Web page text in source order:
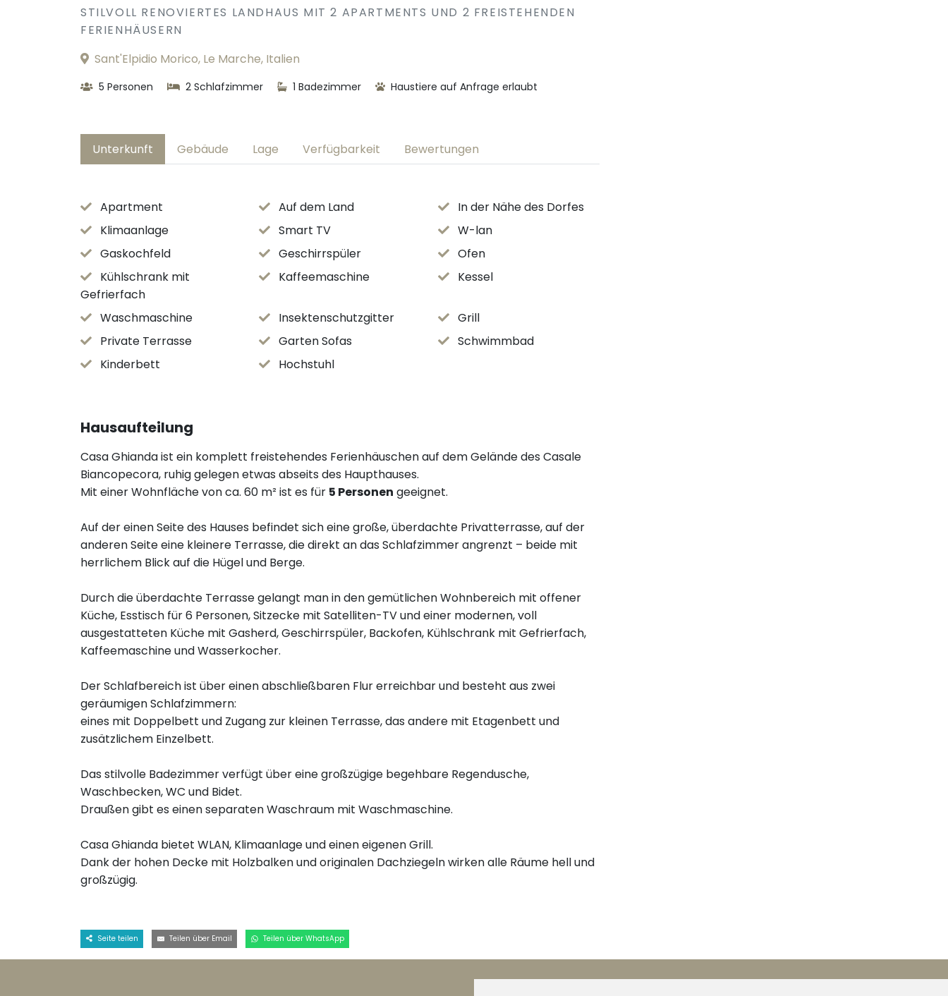
STILVOLL RENOVIERTES LANDHAUS MIT 2 APARTMENTS UND 2 FREISTEHENDEN
FERIENHÄUSERN
Sant'Elpidio Morico, Le Marche, Italien
5 Personen 2 Schlafzimmer 1 Badezimmer Haustiere auf Anfrage erlaubt
Unterkunft Gebäude Lage Verfügbarkeit Bewertungen
Apartment Auf dem Land
In der Nähe des Dorfes
Klimaanlage
Smart TV
W-lan
Gaskochfeld
Geschirrspüler
Ofen
Kühlschrank mit
Gefrierfach
Kaffeemaschine Kessel
Waschmaschine Insektenschutzgitter
Grill
Private Terrasse
Garten Sofas
Schwimmbad
Kinderbett
Hochstuhl
Hausaufteilung
Casa Ghianda ist ein komplett freistehendes Ferienhäuschen auf dem Gelände des Casale
Biancopecora, ruhig gelegen etwas abseits des Haupthauses.
Mit einer Wohnfläche von ca. 60 m² ist es für 5 Personen geeignet.
Auf der einen Seite des Hauses befindet sich eine große, überdachte Privatterrasse, auf der
anderen Seite eine kleinere Terrasse, die direkt an das Schlafzimmer angrenzt – beide mit
herrlichem Blick auf die Hügel und Berge.
Durch die überdachte Terrasse gelangt man in den gemütlichen Wohnbereich mit offener
Küche, Esstisch für 6 Personen, Sitzecke mit Satelliten-TV und einer modernen, voll
ausgestatteten Küche mit Gasherd, Geschirrspüler, Backofen, Kühlschrank mit Gefrierfach,
Kaffeemaschine und Wasserkocher.
Der Schlafbereich ist über einen abschließbaren Flur erreichbar und besteht aus zwei
geräumigen Schlafzimmern:
eines mit Doppelbett und Zugang zur kleinen Terrasse, das andere mit Etagenbett und
zusätzlichem Einzelbett.
Das stilvolle Badezimmer verfügt über eine großzügige begehbare Regendusche,
Waschbecken, WC und Bidet.
Draußen gibt es einen separaten Waschraum mit Waschmaschine.
Casa Ghianda bietet WLAN, Klimaanlage und einen eigenen Grill.
Dank der hohen Decke mit Holzbalken und originalen Dachziegeln wirken alle Räume hell und
großzügig.
Seite teilen Teilen über Email Teilen über WhatsApp